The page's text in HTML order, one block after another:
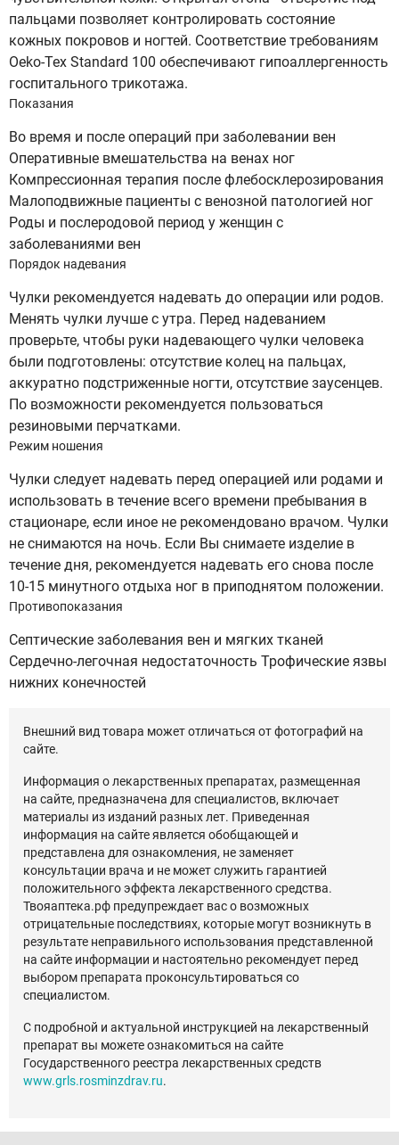
пальцами позволяет контролировать состояние
кожных покровов и ногтей. Соответствие требованиям
Oeko-Tex Standard 100 обеспечивают гипоаллергенность
госпитального трикотажа.
Показания
Во время и после операций при заболевании вен
Оперативные вмешательства на венах ног
Компрессионная терапия после флебосклерозирования
Малоподвижные пациенты с венозной патологией ног
Роды и послеродовой период у женщин с
заболеваниями вен
Порядок надевания
Чулки рекомендуется надевать до операции или родов.
Менять чулки лучше с утра. Перед надеванием
проверьте, чтобы руки надевающего чулки человека
были подготовлены: отсутствие колец на пальцах,
аккуратно подстриженные ногти, отсутствие заусенцев.
По возможности рекомендуется пользоваться
резиновыми перчатками.
Режим ношения
Чулки следует надевать перед операцией или родами и
использовать в течение всего времени пребывания в
стационаре, если иное не рекомендовано врачом. Чулки
не снимаются на ночь. Если Вы снимаете изделие в
течение дня, рекомендуется надевать его снова после
10-15 минутного отдыха ног в приподнятом положении.
Противопоказания
Септические заболевания вен и мягких тканей
Сердечно-легочная недостаточность Трофические язвы
нижних конечностей
Внешний вид товара может отличаться от фотографий на
сайте.
Информация о лекарственных препаратах, размещенная
на сайте, предназначена для специалистов, включает
материалы из изданий разных лет. Приведенная
информация на сайте является обобщающей и
представлена для ознакомления, не заменяет
консультации врача и не может служить гарантией
положительного эффекта лекарственного средства.
Твояаптека.рф предупреждает вас о возможных
отрицательные последствиях, которые могут возникнуть в
результате неправильного использования представленной
на сайте информации и настоятельно рекомендует перед
выбором препарата проконсультироваться со
специалистом.
С подробной и актуальной инструкцией на лекарственный
препарат вы можете ознакомиться на сайте
Государственного реестра лекарственных средств
www.grls.rosminzdrav.ru.